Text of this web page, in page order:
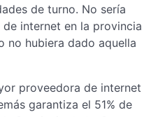
de turno. No sería
internet en la provincia
no hubiera dado aquella
proveedora de internet
garantiza el 51% de